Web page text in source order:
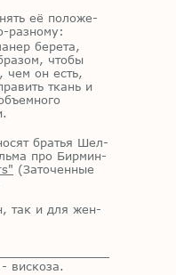
её по­ло­же­
раз­но­му:
берета,
чтобы
чем он есть,
ткань и
бра­тья Шел­
про Бир­мин­
(За­то­чен­ные
так и для жен­
вискоза.